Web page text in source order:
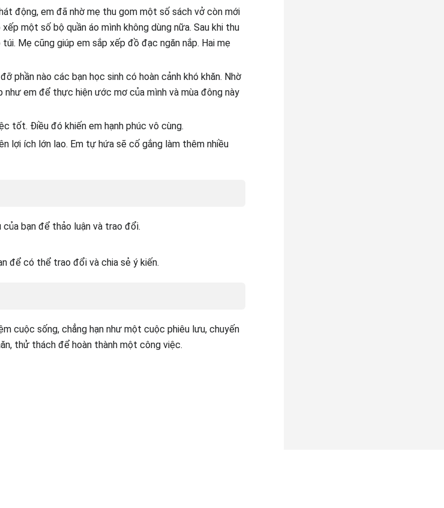
động, em đã nhờ mẹ thu gom một số sách vở còn mới
một số bộ quần áo mình không dùng nữa. Sau khi thu
Mẹ cũng giúp em sắp xếp đồ đạc ngăn nắp. Hai mẹ
phần nào các bạn học sinh có hoàn cảnh khó khăn. Nhờ
em để thực hiện ước mơ của mình và mùa đông này
tốt. Điều đó khiến em hạnh phúc vô cùng.
lợi ích lớn lao. Em tự hứa sẽ cố gắng làm thêm nhiều
bạn để thảo luận và trao đổi.
để có thể trao đổi và chia sẻ ý kiến.
cuộc sống, chẳng hạn như một cuộc phiêu lưu, chuyến
thử thách để hoàn thành một công việc.